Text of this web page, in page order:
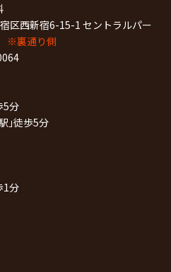
区西新宿6-15-1 セントラルパー
※裏通り側
5分
｣徒歩5分
1分